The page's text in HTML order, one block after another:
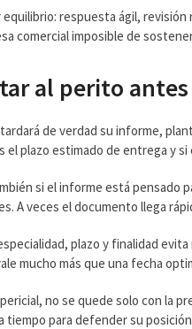
respuesta ágil,
comercial imposible de
al perito
de verdad su informe,
el plazo estimado de entrega y
si el informe está pensado
A veces el documento llega
plazo y finalidad
mucho más que una fecha
no se quede solo con la
tiempo para defender su